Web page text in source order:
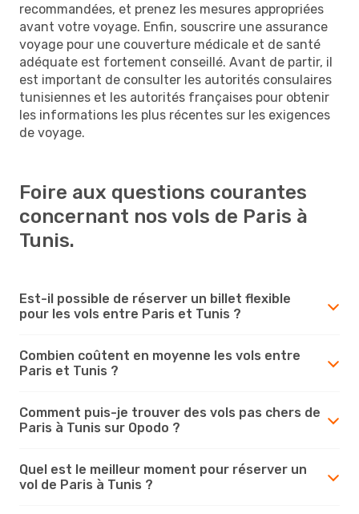
recommandées, et prenez les mesures appropriées
avant votre voyage. Enfin, souscrire une assurance
voyage pour une couverture médicale et de santé
adéquate est fortement conseillé. Avant de partir, il
est important de consulter les autorités consulaires
tunisiennes et les autorités françaises pour obtenir
les informations les plus récentes sur les exigences
de voyage.
Foire aux questions courantes
concernant nos vols de Paris à
Tunis.
Est-il possible de réserver un billet flexible
pour les vols entre Paris et Tunis ?
Combien coûtent en moyenne les vols entre
Paris et Tunis ?
Comment puis-je trouver des vols pas chers de
Paris à Tunis sur Opodo ?
Quel est le meilleur moment pour réserver un
vol de Paris à Tunis ?